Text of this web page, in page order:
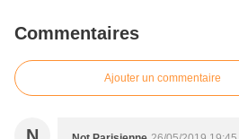
Commentaires
Ajouter un commentaire